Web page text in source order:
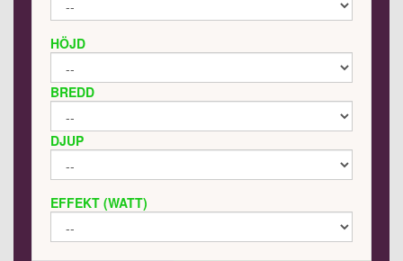
HÖJD
BREDD
DJUP
EFFEKT (WATT)